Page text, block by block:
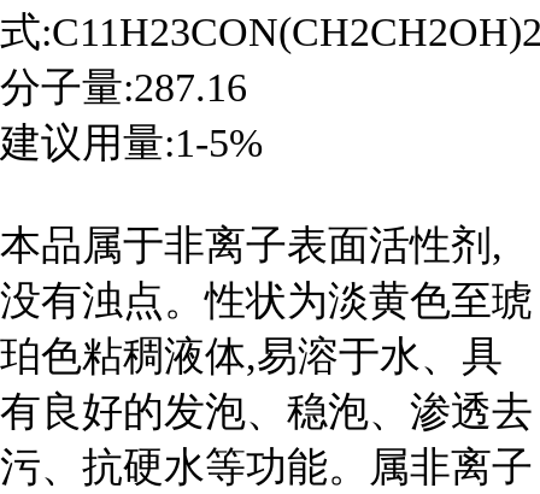
式
分子量:287.16
建议用量:1-5%
本品属于非离子表面活性剂,
没有浊点。性状为淡黄色至琥
珀色粘稠液体,易溶于水、具
有良好的发泡、稳泡、渗透去
污、抗硬水等功能。属非离子